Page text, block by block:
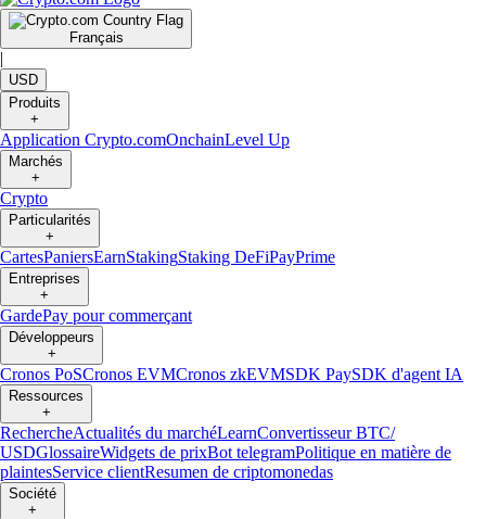
Français
|
USD
Produits
+
Application Crypto.comOnchainLevel Up
Marchés
+
Crypto
Particularités
+
CartesPaniersEarnStakingStaking DeFiPayPrime
Entreprises
+
GardePay pour commerçant
Développeurs
+
Cronos PoSCronos EVMCronos zkEVMSDK PaySDK d'agent IA
Ressources
+
RechercheActualités du marchéLearnConvertisseur BTC/
USDGlossaireWidgets de prixBot telegramPolitique en matière de
plaintesService clientResumen de criptomonedas
Société
+